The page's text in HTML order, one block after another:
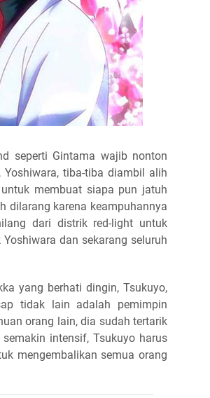
seperti Gintama wajib nonton
tiba-tiba diambil alih
membuat siapa pun jatuh
dilarang karena keampuhannya
dari distrik red-light untuk
dan sekarang seluruh
yang berhati dingin, Tsukuyo,
tidak lain adalah pemimpin
orang lain, dia sudah tertarik
intensif, Tsukuyo harus
mengembalikan semua orang